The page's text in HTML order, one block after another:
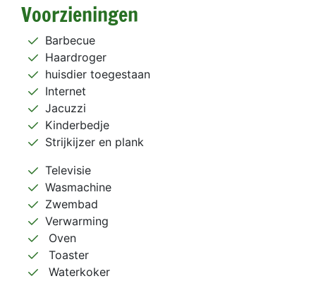
Voorzieningen
Barbecue
Haardroger
huisdier toegestaan
Internet
Jacuzzi
Kinderbedje
Strijkijzer en plank
Televisie
Wasmachine
Zwembad
Verwarming
Oven
Toaster
Waterkoker